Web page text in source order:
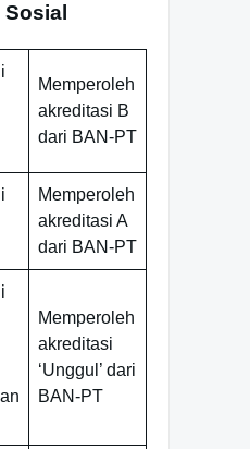
Memperoleh
akreditasi B
dari BAN-PT
Memperoleh
akreditasi A
dari BAN-PT
Memperoleh
akreditasi
‘Unggul’ dari
BAN-PT